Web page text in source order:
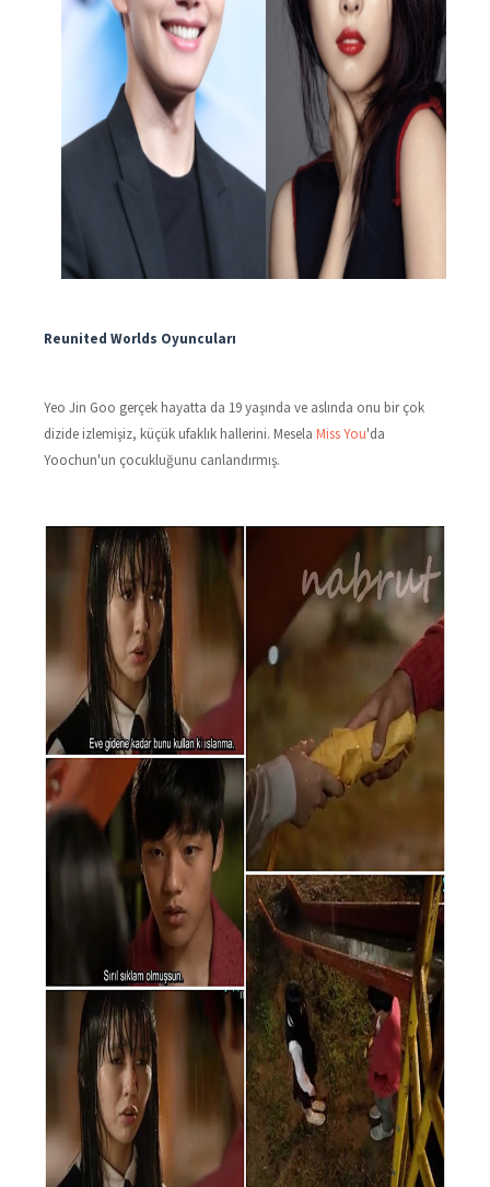
Reunited Worlds Oyuncuları
Yeo Jin Goo gerçek hayatta da 19 yaşında ve aslında onu bir çok
dizide izlemişiz, küçük ufaklık hallerini. Mesela Miss You'da
Yoochun'un çocukluğunu canlandırmış.